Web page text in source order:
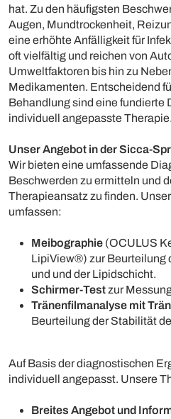
hat. Zu den häufigsten
Augen, Mundtrockenheit,
eine erhöhte Anfälligkeit für
oft vielfältig und reichen von
Umweltfaktoren bis hin zu
Medikamenten. Entscheidend
Behandlung sind eine fundierte
individuell angepasste Therapie.
Unser Angebot in der Sicca-
Wir bieten eine umfassende
Beschwerden zu ermitteln und
Therapieansatz zu finden.
umfassen:
Meibographie (OCULUS
LipiView®) zur Beurteilung
und und der Lipidschicht.
Schirmer-Testzur
Tränenfilmanalyse mit
Beurteilung der Stabilität
Auf Basis der diagnostischen
individuell angepasst. Unsere
Breites Angebot und